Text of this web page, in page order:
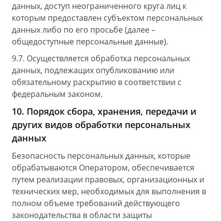
данных, доступ неограниченного круга лиц к
которым предоставлен субъектом персональных
данных либо по его просьбе (далее –
общедоступные персональные данные).
9.7. Осуществляется обработка персональных
данных, подлежащих опубликованию или
обязательному раскрытию в соответствии с
федеральным законом.
10. Порядок сбора, хранения, передачи и
других видов обработки персональных
данных
Безопасность персональных данных, которые
обрабатываются Оператором, обеспечивается
путем реализации правовых, организационных и
технических мер, необходимых для выполнения в
полном объеме требований действующего
законодательства в области защиты